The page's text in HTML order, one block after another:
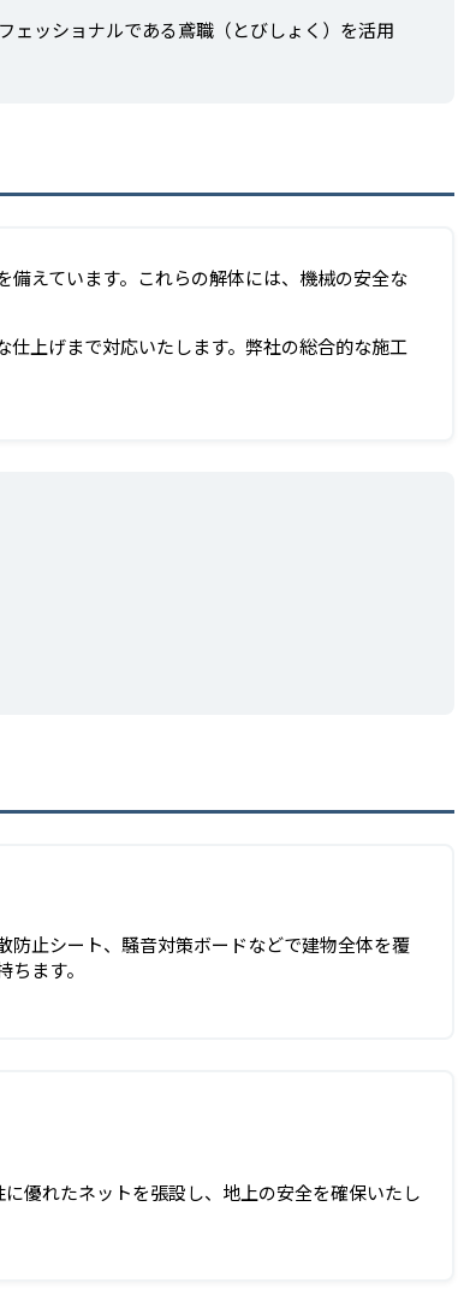
ェッショナルである鳶職（とびしょく）を活用
えています。これらの解体には、機械の安全な
上げまで対応いたします。弊社の総合的な施工
防止シート、騒音対策ボードなどで建物全体を覆
ます。
優れたネットを張設し、地上の安全を確保いたし